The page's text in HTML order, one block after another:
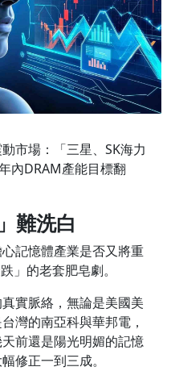
市場：「三星、SK海力
內DRAM產能目標翻
難洗白
記憶體產業是否又將重
的老套肥皂劇。
實脈絡，無論是美國美
灣的南亞科與華邦電，
前還是陽光明媚的記憶
修正一到三成。